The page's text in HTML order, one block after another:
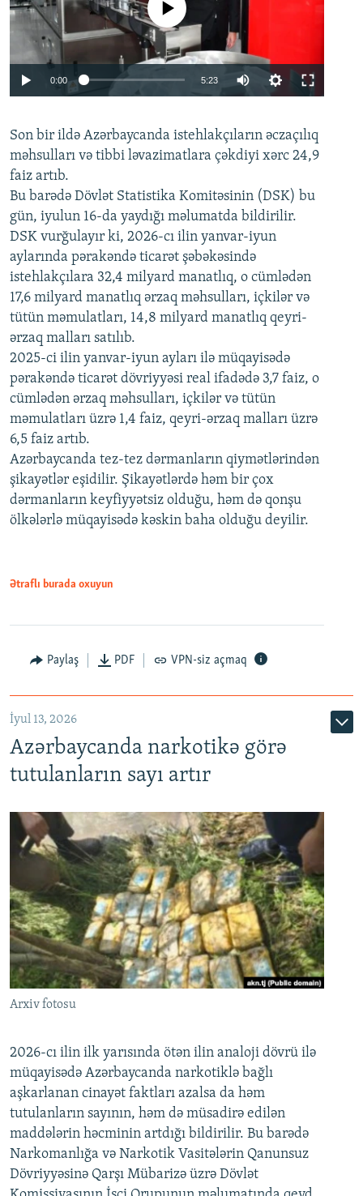
Auto 240p 360p 480p
720p 1080p
No media source currently available
0:00 5:23
360p
480p
720p
1080p
Son bir ildə Azərbaycanda istehlakçıların əczaçılıq
məhsulları və tibbi ləvazimatlara çəkdiyi xərc 24,9
faiz artıb.
Bu barədə Dövlət Statistika Komitəsinin (DSK) bu
gün, iyulun 16-da yaydığı məlumatda bildirilir.
DSK vurğulayır ki, 2026-cı ilin yanvar-iyun
aylarında pərakəndə ticarət şəbəkəsində
istehlakçılara 32,4 milyard manatlıq, o cümlədən
17,6 milyard manatlıq ərzaq məhsulları, içkilər və
tütün məmulatları, 14,8 milyard manatlıq qeyri-
ərzaq malları satılıb.
2025-ci ilin yanvar-iyun ayları ilə müqayisədə
pərakəndə ticarət dövriyyəsi real ifadədə 3,7 faiz, o
cümlədən ərzaq məhsulları, içkilər və tütün
məmulatları üzrə 1,4 faiz, qeyri-ərzaq malları üzrə
6,5 faiz artıb.
Azərbaycanda tez-tez dərmanların qiymətlərindən
şikayətlər eşidilir. Şikayətlərdə həm bir çox
dərmanların keyfiyyətsiz olduğu, həm də qonşu
ölkələrlə müqayisədə kəskin baha olduğu deyilir.
Ətraflı burada oxuyun
Paylaş PDF VPN-siz açmaq
İyul 13, 2026
Azərbaycanda narkotikə görə
tutulanların sayı artır
Arxiv fotosu
2026-cı ilin ilk yarısında ötən ilin analoji dövrü ilə
müqayisədə Azərbaycanda narkotiklə bağlı
aşkarlanan cinayət faktları azalsa da həm
tutulanların sayının, həm də müsadirə edilən
maddələrin həcminin artdığı bildirilir. Bu barədə
Narkomanlığa və Narkotik Vasitələrin Qanunsuz
Dövriyyəsinə Qarşı Mübarizə üzrə Dövlət